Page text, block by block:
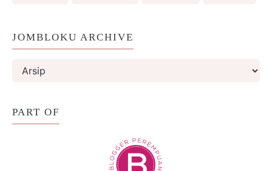
JOMBLOKU ARCHIVE
PART OF